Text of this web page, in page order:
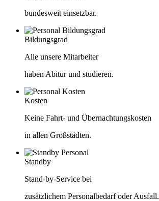
bundesweit einsetzbar.
Bildungsgrad
Alle unsere Mitarbeiter
haben Abitur und studieren.
Kosten
Keine Fahrt- und Übernachtungskosten
in allen Großstädten.
Standby
Stand-by-Service bei
zusätzlichem Personalbedarf oder Ausfall.